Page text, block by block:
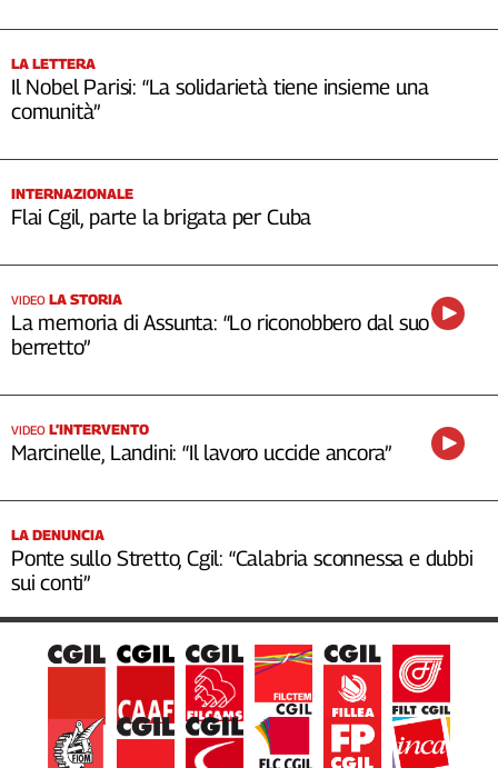
LA LETTERA
Il Nobel Parisi: “La solidarietà tiene insieme una
comunità”
INTERNAZIONALE
Flai Cgil, parte la brigata per Cuba
VIDEO LA STORIA
La memoria di Assunta: “Lo riconobbero dal suo
berretto”
VIDEO L’INTERVENTO
Marcinelle, Landini: “Il lavoro uccide ancora”
LA DENUNCIA
Ponte sullo Stretto, Cgil: “Calabria sconnessa e dubbi
sui conti”